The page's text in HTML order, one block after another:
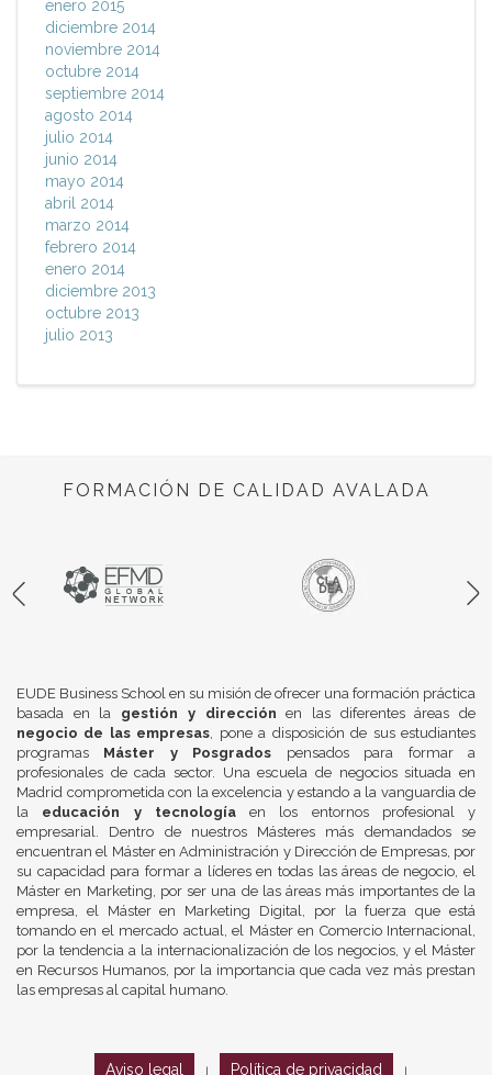
enero 2015
diciembre 2014
noviembre 2014
octubre 2014
septiembre 2014
agosto 2014
julio 2014
junio 2014
mayo 2014
abril 2014
marzo 2014
febrero 2014
enero 2014
diciembre 2013
octubre 2013
julio 2013
FORMACIÓN DE CALIDAD AVALADA
EUDE Business School en su misión de ofrecer una formación práctica
basada en la gestión y dirección en las diferentes áreas de
negocio de las empresas, pone a disposición de sus estudiantes
programas Máster y Posgrados pensados para formar a
profesionales de cada sector. Una escuela de negocios situada en
Madrid comprometida con la excelencia y estando a la vanguardia de
la educación y tecnologíaen los entornos profesional y
empresarial. Dentro de nuestros Másteres más demandados se
encuentran el Máster en Administración y Dirección de Empresas, por
su capacidad para formar a líderes en todas las áreas de negocio, el
Máster en Marketing, por ser una de las áreas más importantes de la
empresa, el Máster en Marketing Digital, por la fuerza que está
tomando en el mercado actual, el Máster en Comercio Internacional,
por la tendencia a la internacionalización de los negocios, y el Máster
en Recursos Humanos, por la importancia que cada vez más prestan
las empresas al capital humano.
Aviso legal Política de privacidad